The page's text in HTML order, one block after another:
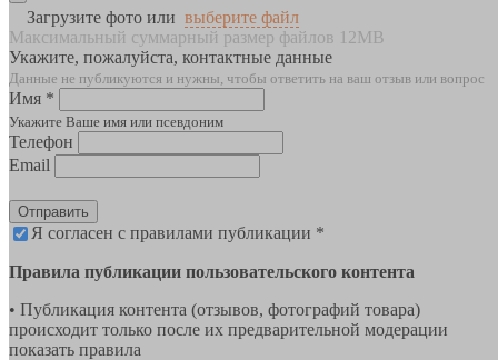
Загрузите фото или выберите файл
Максимальный суммарный размер файлов 12MB
Укажите, пожалуйста, контактные данные
Данные не публикуются и нужны, чтобы ответить на ваш отзыв или вопрос
Имя *
Укажите Ваше имя или псевдоним
Телефон
Email
Отправить
Я согласен с правилами публикации *
Правила публикации пользовательского контента
• Публикация контента (отзывов, фотографий товара)
происходит только после их предварительной модерации
показать правила